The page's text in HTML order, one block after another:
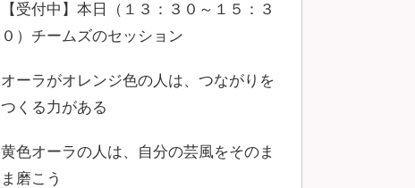
【受付中】本日（１３：３０～１５：３
０）チームズのセッション
オーラがオレンジ色の人は、つながりを
つくる力がある
黄色オーラの人は、自分の芸風をそのま
ま磨こう